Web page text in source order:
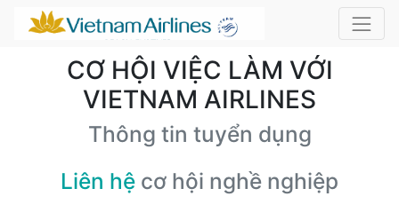
CƠ HỘI VIỆC LÀM VỚI
VIETNAM AIRLINES
Thông tin tuyển dụng
Liên hệ cơ hội nghề nghiệp